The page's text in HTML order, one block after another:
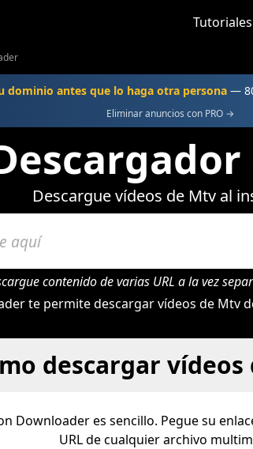
Tutoriales
dominio antes que lo haga otra persona —
Eliminar anuncios con PRO →
Descargue vídeos de Mtv al
contenido de varias URL a la vez
te permite descargar vídeos de Mtv
descargar
Downloader es sencillo. Pegue su
URL de cualquier archivo